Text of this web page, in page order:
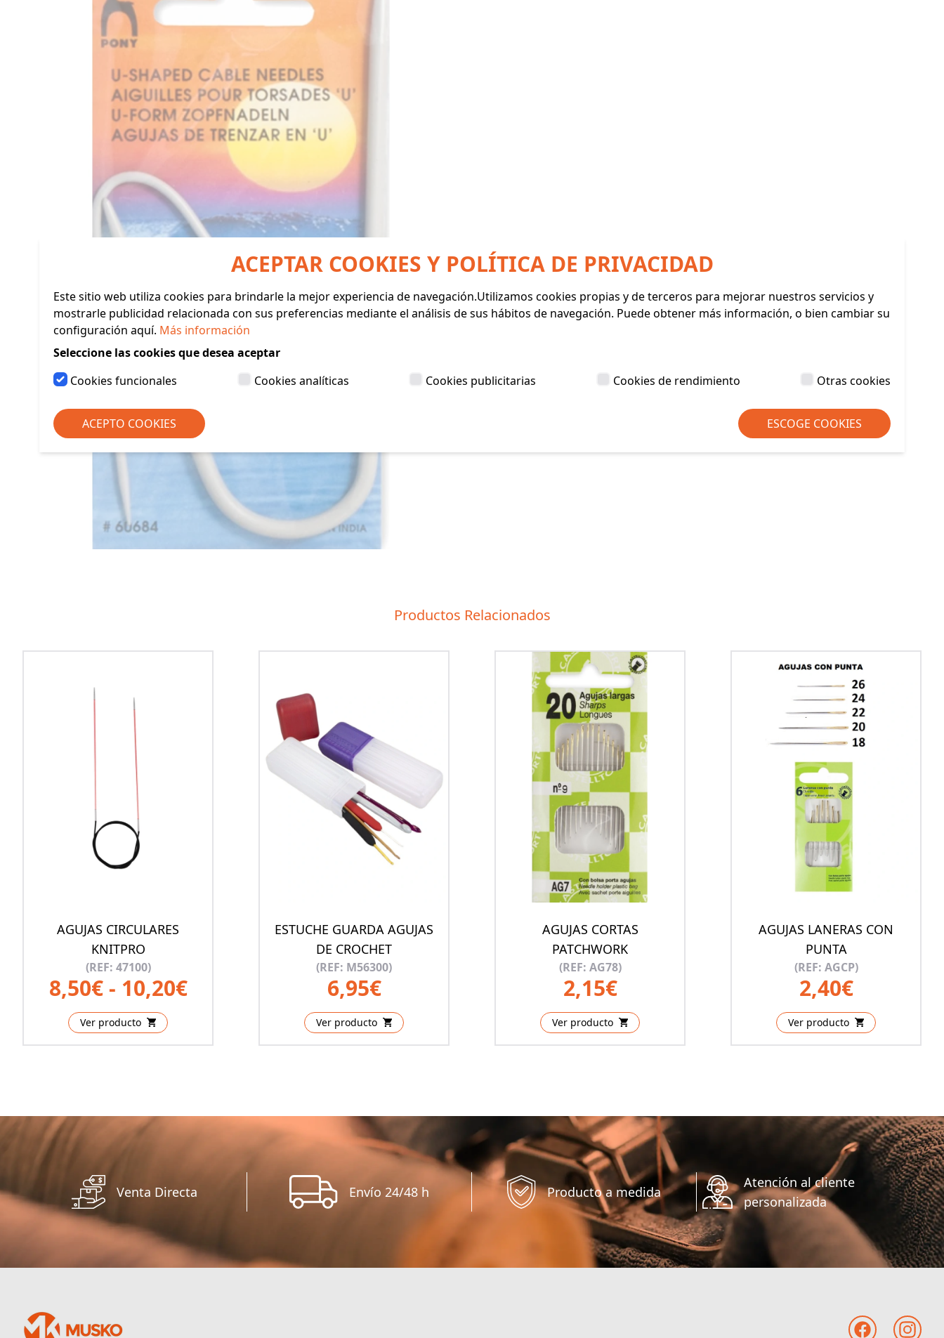
Productos Relacionados
AGUJAS CIRCULARES
KNITPRO
(REF: 47100)
8,50€ - 10,20€
Ver producto
ESTUCHE GUARDA AGUJAS
DE CROCHET
(REF: M56300)
6,95€
Ver producto
AGUJAS CORTAS
PATCHWORK
(REF: AG78)
2,15€
Ver producto
AGUJAS LANERAS CON
PUNTA
(REF: AGCP)
2,40€
Ver producto
Venta Directa Envío 24/48 h Producto a medida
Atención al cliente
personalizada
ACEPTAR COOKIES Y POLÍTICA DE PRIVACIDAD
Este sitio web utiliza cookies para brindarle la mejor experiencia de navegación.Utilizamos cookies propias y de terceros para mejorar nuestros servicios y
mostrarle publicidad relacionada con sus preferencias mediante el análisis de sus hábitos de navegación. Puede obtener más información, o bien cambiar su
configuración aquí. Más información
Seleccione las cookies que desea aceptar
Cookies funcionales
Cookies analíticas Cookies publicitarias Cookies de rendimiento Otras cookies
ACEPTO COOKIES ESCOGE COOKIES